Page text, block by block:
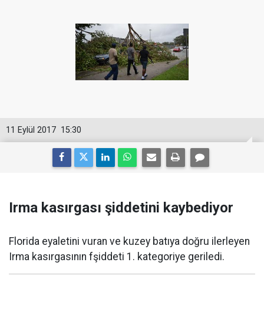
15:30
11 Eylül 2017
Irma kasırgası şiddetini kaybediyor
Florida eyaletini vuran ve kuzey batıya doğru ilerleyen
Irma kasırgasının fşiddeti 1. kategoriye geriledi.